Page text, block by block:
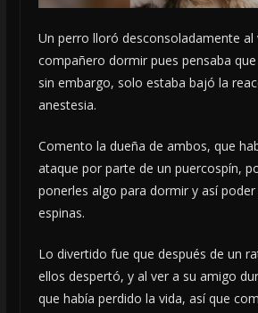
Un perro lloró desconsoladamente al
compañero dormir pues pensaba
sin embargo, solo estaba bajó la
anestesia.
Comento la dueña de ambos, que
ataque por parte de un puercospín,
ponerles algo para dormir y así
espinas.
Lo divertido fue que después de un
ellos despertó, y al ver a su amigo
que había perdido la vida, así que